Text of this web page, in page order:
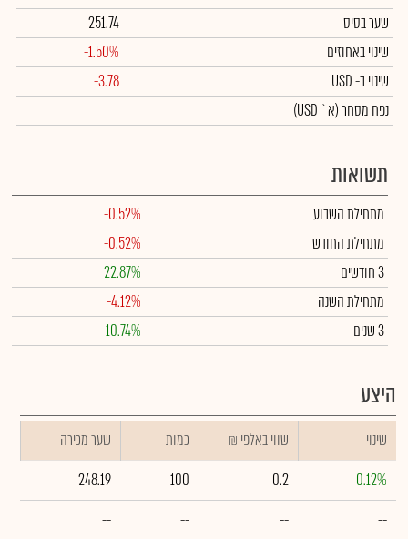
שער בסיס
251.74
שינוי באחוזים
-1.50%
שינויב- USD
-3.78
נפח מסחר(א` USD)
תשואות
מתחילת השבוע
-0.52%
מתחילת החודש
-0.52%
3 חודשים
22.87%
מתחילת השנה
-4.12%
3 שנים
10.74%
היצע
שינוי ₪ שווי באלפי כמות
שער מכירה
0.12%
0.2
100
248.19
--
--
--
--